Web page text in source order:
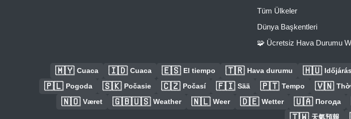
Tüm Ülkeler
Dünya Başkentleri
🧩 Ücretsiz Hava Durumu
🇲🇾 Cuaca 🇮🇩 Cuaca 🇪🇸 El tiempo 🇹🇷 Hava durumu 🇭🇺 Időjárás
🇵🇱 Pogoda 🇸🇰 Počasie 🇨🇿 Počasí 🇫🇮 Sää 🇵🇹 Tempo 🇻🇳
🇳🇴 Været 🇬🇧🇺🇸 Weather 🇳🇱 Weer 🇩🇪 Wetter 🇺🇦 Погода
天氣預報